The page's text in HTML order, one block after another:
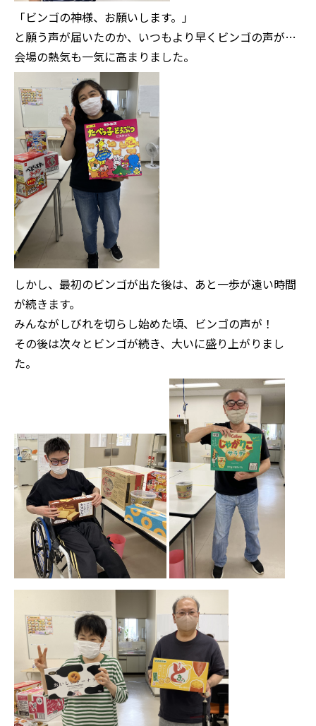
「ビンゴの神様、お願いします。」
と願う声が届いたのか、いつもより早くビンゴの声が…
会場の熱気も一気に高まりました。
しかし、最初のビンゴが出た後は、あと一歩が遠い時間
が続きます。
みんながしびれを切らし始めた頃、ビンゴの声が！
その後は次々とビンゴが続き、大いに盛り上がりまし
た。